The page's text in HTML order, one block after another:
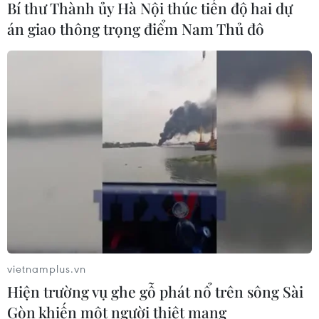
Phó Tổng Biên tập: NGUYỄN THỊ TÁM, KHÚC THANH
THỦY
Quy định sử dụng
Hỗ trợ
TTXVN
Quảng cáo
Giấy phép số: 1374/GP-BTTTT do Bộ Thông tin và Truyền thông
cấp ngày 11/9/2008.
Quảng cáo: Phó TBT Nguyễn Thị Tám: 093.5958688, Email:
tamvna@gmail.com
Bí thư Thành ủy Hà Nội thúc tiến độ hai dự
án giao thông trọng điểm Nam Thủ đô
vietnamplus.vn
Hiện trường vụ ghe gỗ phát nổ trên sông Sài
Gòn khiến một người thiệt mạng